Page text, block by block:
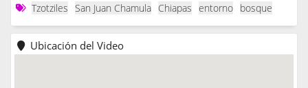
Tzotziles
San Juan Chamula Chiapas entorno bosque
Ubicación del Video